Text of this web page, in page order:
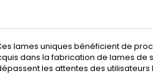
lames uniques bénéficient de
dans la fabrication de lames de
les attentes des utilisateurs